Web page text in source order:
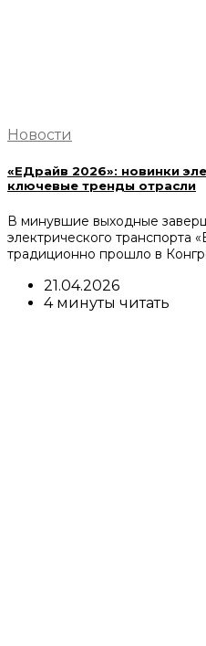
Новости
«ЕДрайв 2026»: новинки
ключевые тренды отрасли
В минувшие выходные
электрического транспорта
традиционно прошло в
21.04.2026
4 минуты читать